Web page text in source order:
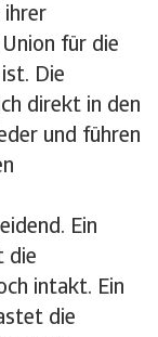
ihrer
für die
Die
direkt in den
und führen
Ein
die
intakt. Ein
die